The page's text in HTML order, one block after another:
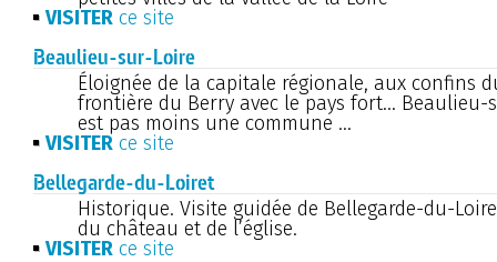
VISITER ce site
Beaulieu-sur-Loire
Éloignée de la capitale régionale, aux confins
frontière du Berry avec le pays fort... Beaulieu-
est pas moins une commune ...
VISITER ce site
Bellegarde-du-Loiret
Historique. Visite guidée de Bellegarde-du-
du château et de l’église.
VISITER ce site